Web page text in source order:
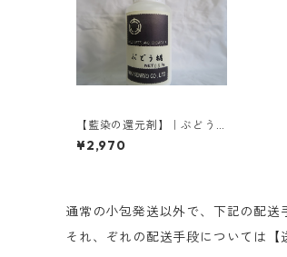
【藍染の還元剤】｜ぶどう
糖｜ブドウ糖｜D(+)-グルコ
ース｜500g
¥2,970
通常の小包発送以外で、下記の配送
それ、ぞれの配送手段については【